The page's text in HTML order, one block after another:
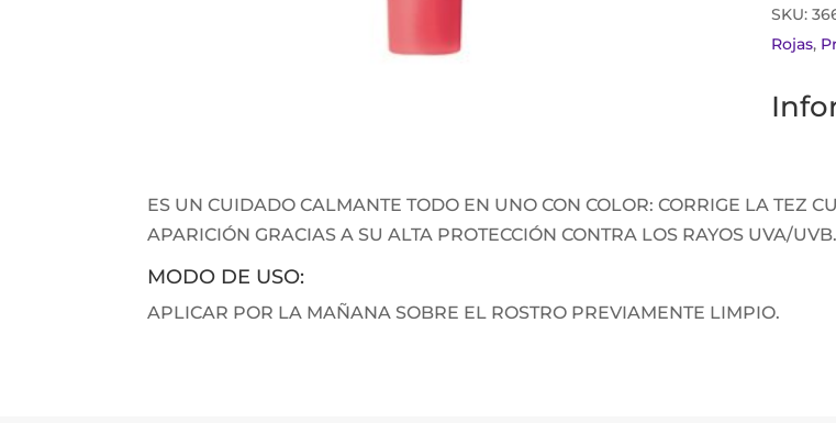
SKU:
Rojas,
ES UN CUIDADO CALMANTE TODO EN UNO CON COLOR: CORRIGE LA TEZ
APARICIÓN GRACIAS A SU ALTA PROTECCIÓN CONTRA LOS RAYOS UVA/UVB.
MODO DE USO:
APLICAR POR LA MAÑANA SOBRE EL ROSTRO PREVIAMENTE LIMPIO.